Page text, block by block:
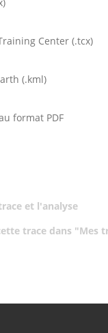
Center (.tcx)
(.kml)
format PDF
et l'analyse
trace dans "Mes